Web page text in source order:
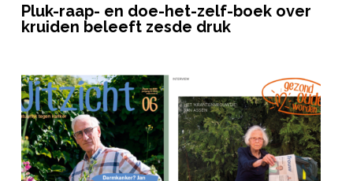
Pluk-raap- en doe-het-zelf-boek over
kruiden beleeft zesde druk